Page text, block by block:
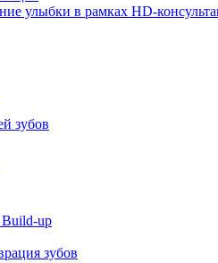
улыбки в рамках HD-
зубов
Build-up
зубов